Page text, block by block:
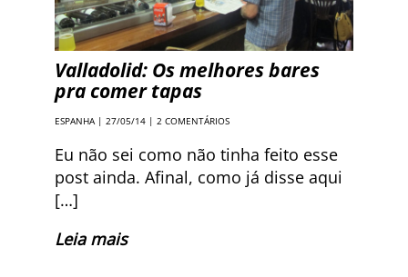
Valladolid: Os melhores bares
pra comer tapas
ESPANHA| 27/05/14 | 2 COMENTÁRIOS
Eu não sei como não tinha feito esse
post ainda. Afinal, como já disse aqui
[…]
Leia mais